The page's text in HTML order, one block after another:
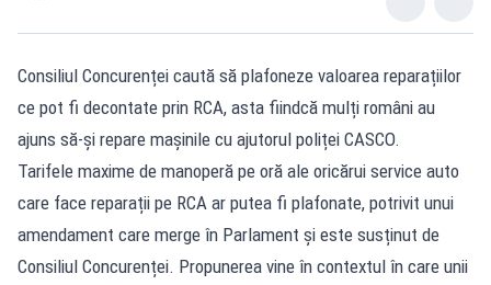
Consiliul Concurenței caută să plafoneze valoarea reparațiilor
ce pot fi decontate prin RCA, asta fiindcă mulți români au
ajuns să-și repare mașinile cu ajutorul poliței CASCO.
Tarifele maxime de manoperă pe oră ale oricărui service auto
care face reparații pe RCA ar putea fi plafonate, potrivit unui
amendament care merge în Parlament și este susținut de
Consiliul Concurenței. Propunerea vine în contextul în care unii